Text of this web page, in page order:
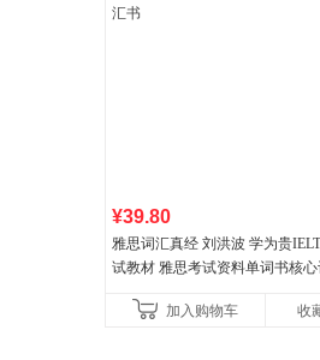
¥39.80
雅思词汇真经 刘洪波 学为贵
试教材 雅思考试资料单词书核
加入购物车
收